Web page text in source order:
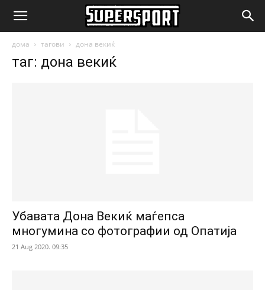
SuperSport.mk
дома тагови дона векиќ
таг: дона векиќ
Убавата Дона Векиќ маѓепса
многумина со фотографии од Опатија
21 Aug 2020. 09:35